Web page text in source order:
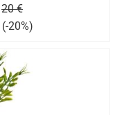
20 €
(-20%)